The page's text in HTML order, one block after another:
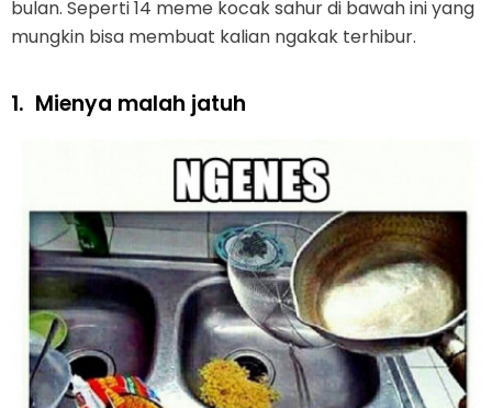
bulan. Seperti 14 meme kocak sahur di bawah ini yang
mungkin bisa membuat kalian ngakak terhibur.
1. Mienya malah jatuh